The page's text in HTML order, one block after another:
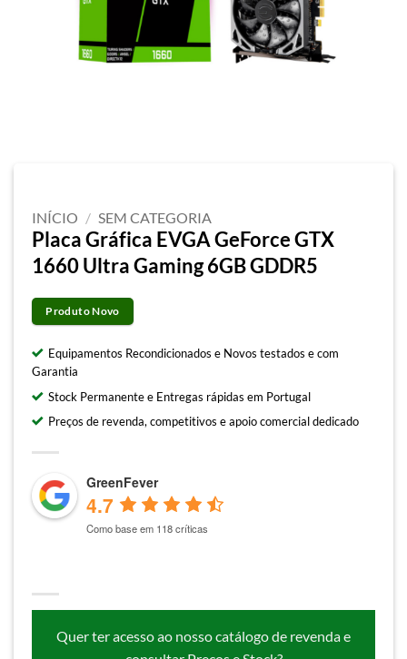
INÍCIO / SEM CATEGORIA
Placa Gráfica EVGA GeForce GTX
1660 Ultra Gaming 6GB GDDR5
Produto Novo
Equipamentos Recondicionados e Novos testados e com
Garantia
Stock Permanente e Entregas rápidas em Portugal
Preços de revenda, competitivos e apoio comercial dedicado
GreenFever
4.7
Como base em 118 críticas
Quer ter acesso ao nosso catálogo de revenda e